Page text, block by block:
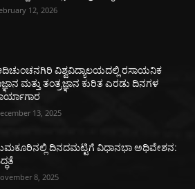
12, 2026
ವಿಶ್ವವಿದ್ಯಾಲಯದಲ್ಲಿ ರಸಾಯನಿಕ
ಮತ್ತು ತಂತ್ರಜ್ಞಾನ ಕುರಿತ ಎರಡು ದಿನಗಳ
13, 2025
ದಿನದಮಟ್ಟಿಗೆ ವಿಧಾನಭಾ ಅಧಿವೇಶನ:
8, 2025